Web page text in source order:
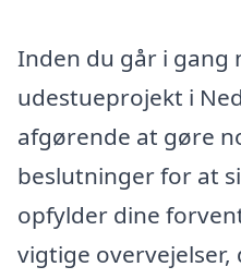
Inden du går i
udestueprojekt i
afgørende at gøre
beslutninger for at
opfylder dine
vigtige overvejelser,